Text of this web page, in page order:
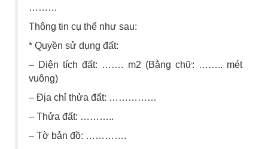
………
Thông tin cụ thể như sau:
* Quyền sử dụng đất:
– Diện tích đất: ……. m2 (Bằng chữ: …….. mét
vuông)
– Địa chỉ thửa đất: ……………
– Thửa đất: ………..
– Tờ bản đồ: ………….